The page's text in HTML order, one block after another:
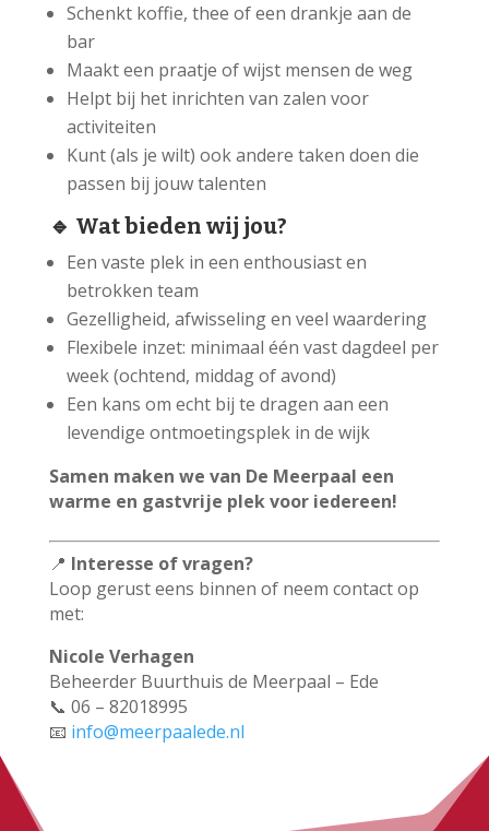
Schenkt koffie, thee of een drankje aan de
bar
Maakt een praatje of wijst mensen de weg
Helpt bij het inrichten van zalen voor
activiteiten
Kunt (als je wilt) ook andere taken doen die
passen bij jouw talenten
🔹 Wat bieden wij jou?
Een vaste plek in een enthousiast en
betrokken team
Gezelligheid, afwisseling en veel waardering
Flexibele inzet: minimaal één vast dagdeel per
week (ochtend, middag of avond)
Een kans om echt bij te dragen aan een
levendige ontmoetingsplek in de wijk
Samen maken we van De Meerpaal een
warme en gastvrije plek voor iedereen!
📍 Interesse of vragen?
Loop gerust eens binnen of neem contact op
met:
Nicole Verhagen
Beheerder Buurthuis de Meerpaal – Ede
📞 06 – 82018995
📧 info@meerpaalede.nl